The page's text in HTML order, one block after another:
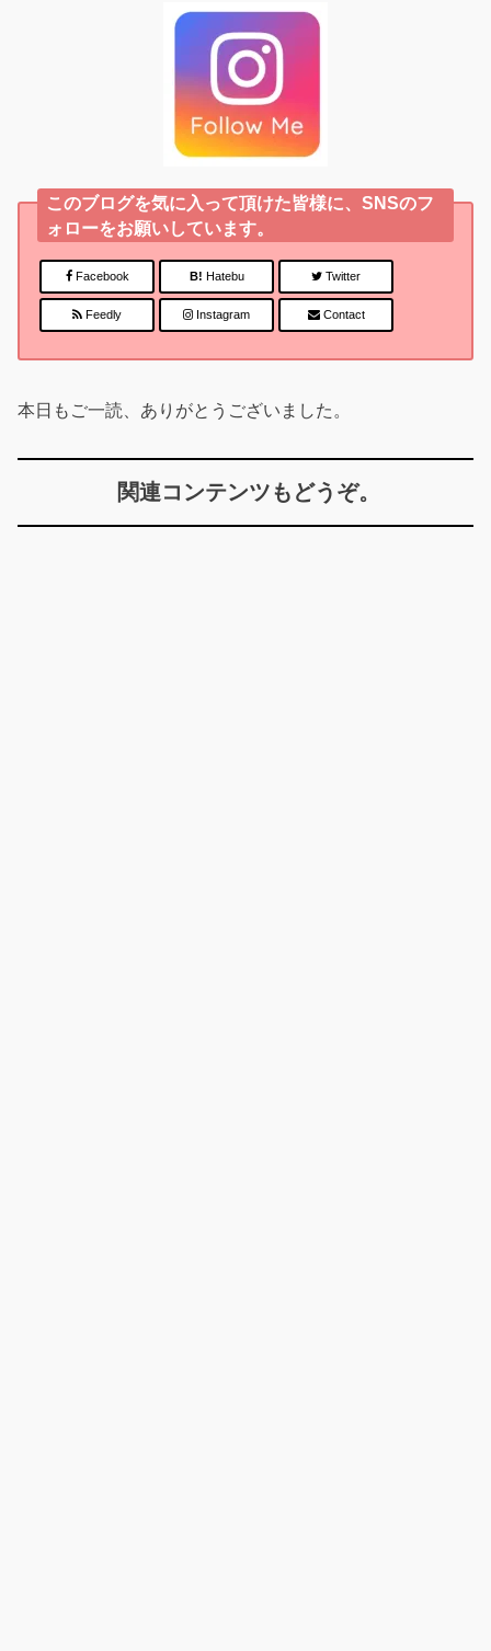
このブログを気に入って頂けた皆様に、SNSのフ
ォローをお願いしています。
Facebook B! Hatebu Twitter
Feedly Instagram Contact
本日もご一読、ありがとうございました。
関連コンテンツもどうぞ。